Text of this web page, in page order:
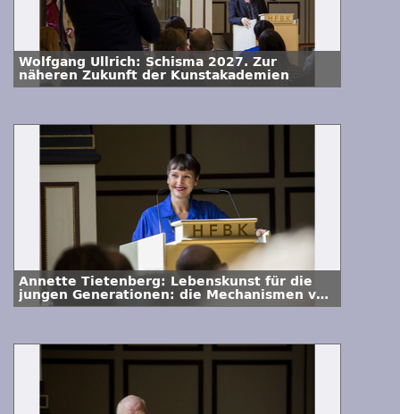
Wolfgang Ullrich: Schisma 2027. Zur
näheren Zukunft der Kunstakademien
Annette Tietenberg: Lebenskunst für die
jungen Generationen: die Mechanismen von
Verschleiß und Zerstörung, Erniedrigung,